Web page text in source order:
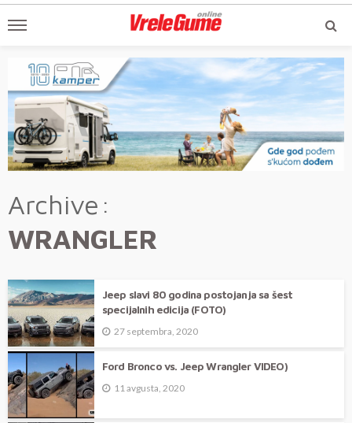
Archive
WRANGLER
Jeep slavi 80 godina postojanja sa šest
specijalnih edicija (FOTO)
27 septembra, 2020
Ford Bronco vs. Jeep Wrangler VIDEO)
11 avgusta, 2020